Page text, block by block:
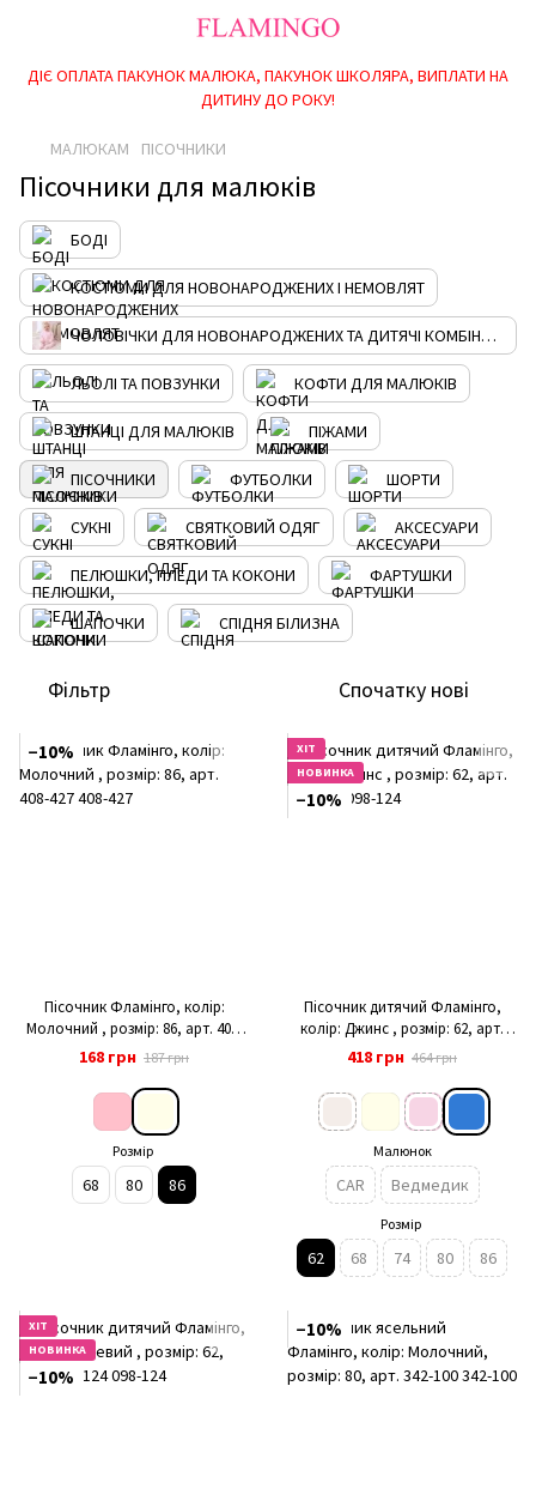
ДІЄ ОПЛАТА ПАКУНОК МАЛЮКА, ПАКУНОК ШКОЛЯРА, ВИПЛАТИ НА
ДИТИНУ ДО РОКУ!
МАЛЮКАМ ПІСОЧНИКИ
Пісочники для малюків
БОДІ
КОСТЮМИ ДЛЯ НОВОНАРОДЖЕНИХ І НЕМОВЛЯТ
ЧОЛОВІЧКИ ДЛЯ НОВОНАРОДЖЕНИХ ТА ДИТЯЧІ КОМБІНЕЗОНИ
ЛЬОЛІ ТА ПОВЗУНКИ КОФТИ ДЛЯ МАЛЮКІВ
ШТАНЦІ ДЛЯ МАЛЮКІВ ПІЖАМИ
ПІСОЧНИКИ ФУТБОЛКИ ШОРТИ
СУКНІ СВЯТКОВИЙ ОДЯГ АКСЕСУАРИ
ПЕЛЮШКИ, ПЛЕДИ ТА КОКОНИ ФАРТУШКИ
ШАПОЧКИ СПІДНЯ БІЛИЗНА
Фільтр Спочатку нові
−10%
Пісочник Фламінго, колір:
Молочний , розмір: 86, арт. 408-
427
168 грн 187 грн
Розмір
68 80 86
ХІТ
НОВИНКА
−10%
Пісочник дитячий Фламінго,
колір: Джинс , розмір: 62, арт.
098-124
418 грн 464 грн
Малюнок
CAR Ведмедик
Розмір
62 68 74 80 86
ХІТ
НОВИНКА
−10%
−10%